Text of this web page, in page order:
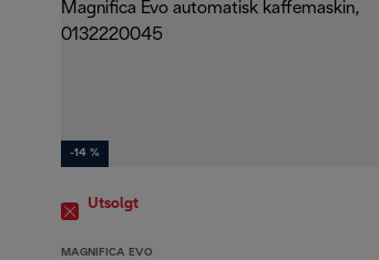
-14 %
Utsolgt
MAGNIFICA EVO